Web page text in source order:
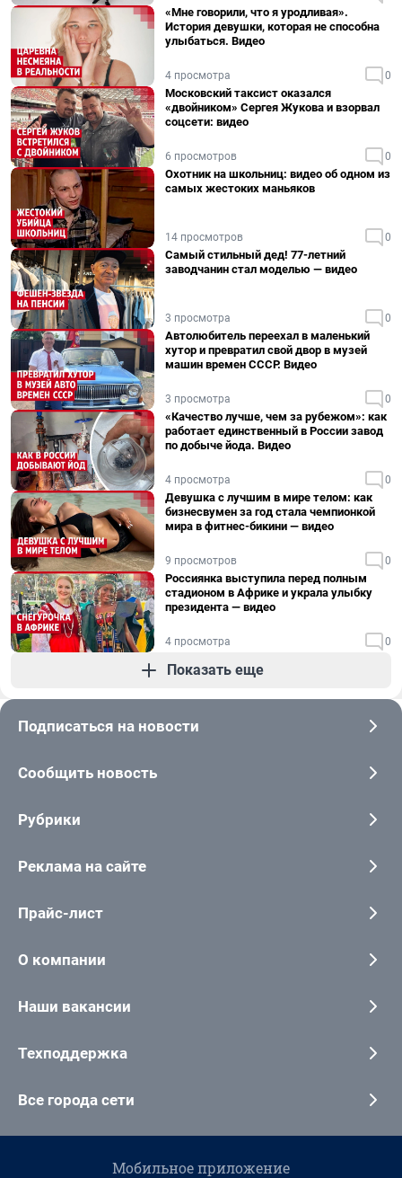
«Мне говорили, что я уродливая».
История девушки, которая не способна
улыбаться. Видео
4 просмотра 0
Московский таксист оказался
«двойником» Сергея Жукова и взорвал
соцсети: видео
6 просмотров 0
Охотник на школьниц: видео об одном из
самых жестоких маньяков
14 просмотров 0
Самый стильный дед! 77-летний
заводчанин стал моделью — видео
3 просмотра 0
Автолюбитель переехал в маленький
хутор и превратил свой двор в музей
машин времен СССР. Видео
3 просмотра 0
«Качество лучше, чем за рубежом»: как
работает единственный в России завод
по добыче йода. Видео
4 просмотра 0
Девушка с лучшим в мире телом: как
бизнесвумен за год стала чемпионкой
мира в фитнес-бикини — видео
9 просмотров 0
Россиянка выступила перед полным
стадионом в Африке и украла улыбку
президента — видео
4 просмотра 0
Показать еще
Подписаться на новости
Сообщить новость
Рубрики
Реклама на сайте
Прайс-лист
О компании
Наши вакансии
Техподдержка
Все города сети
Мобильное приложение